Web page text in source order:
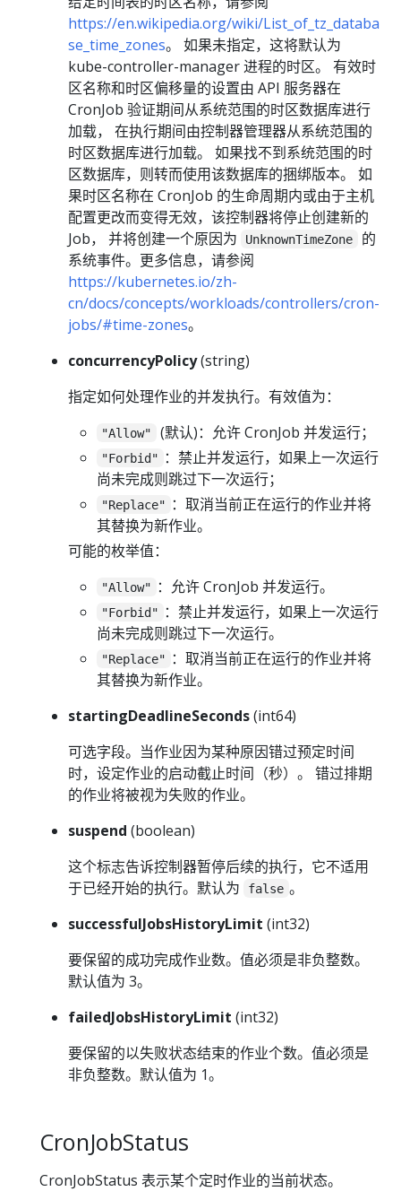
https://en.wikipedia.org/wiki/List_of_tz_databa
se_time_zones。 如果未指定，这将默认为
kube-controller-manager 进程的时区。 有效时
区名称和时区偏移量的设置由 API 服务器在
CronJob 验证期间从系统范围的时区数据库进行
加载， 在执行期间由控制器管理器从系统范围的
时区数据库进行加载。 如果找不到系统范围的时
区数据库，则转而使用该数据库的捆绑版本。 如
果时区名称在 CronJob 的生命周期内或由于主机
配置更改而变得无效，该控制器将停止创建新的
Job， 并将创建一个原因为
UnknownTimeZone
的
系统事件。更多信息，请参阅
https://kubernetes.io/zh-
cn/docs/concepts/workloads/controllers/cron-
jobs/#time-zones。
concurrencyPolicy(string)
指定如何处理作业的并发执行。有效值为：
"Allow" (默认)：允许 CronJob 并发运行；
"Forbid"
：禁止并发运行，如果上一次运行
尚未完成则跳过下一次运行；
"Replace"
：取消当前正在运行的作业并将
其替换为新作业。
可能的枚举值：
"Allow" ：允许 CronJob 并发运行。
"Forbid"
：禁止并发运行，如果上一次运行
尚未完成则跳过下一次运行。
"Replace"
：取消当前正在运行的作业并将
其替换为新作业。
startingDeadlineSeconds(int64)
可选字段。当作业因为某种原因错过预定时间
时，设定作业的启动截止时间（秒）。 错过排期
的作业将被视为失败的作业。
suspend (boolean)
这个标志告诉控制器暂停后续的执行，它不适用
于已经开始的执行。默认为
false 。
successfulJobsHistoryLimit (int32)
要保留的成功完成作业数。值必须是非负整数。
默认值为 3。
failedJobsHistoryLimit (int32)
要保留的以失败状态结束的作业个数。值必须是
非负整数。默认值为 1。
CronJobStatus
CronJobStatus 表示某个定时作业的当前状态。